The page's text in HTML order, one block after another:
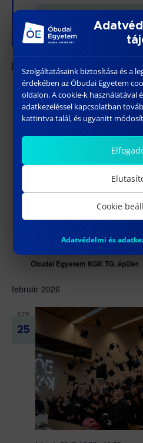
Óbudai Egyetem KGK TG. épület
július 2025
PÉN
11
2025 július 11 @ 10:00-15:30
DIPLOMAÁTADÓ
Óbudai Egyetem KGK TG. épület
február 2026
SZE
25
Szolgáltatásaink biztosítása és a
érdekében az Óbudai Egyetem
oldalon. A cookie-k használatával
adatkezeléssel kapcsolatban
kattintva talál, és ugyanitt
Cookie
Adatvédelmi és